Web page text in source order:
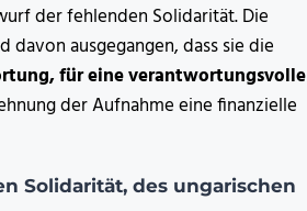
der fehlenden Solidarität. Die
ausgegangen, dass sie die
für eine verantwortungsvolle
der Aufnahme eine finanzielle
Solidarität, des ungarischen